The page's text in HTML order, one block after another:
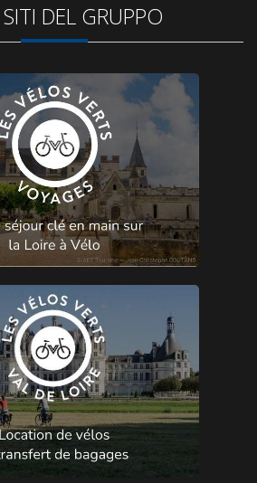
DEL GRUPPO